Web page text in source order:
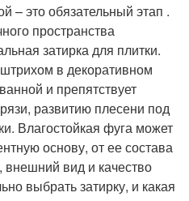
– это обязательный этап .
пространства
затирка для плитки.
в декоративном
и препятствует
развитию плесени под
Влагостойкая фуга может
основу, от ее состава
вид и качество
выбрать затирку, и какая